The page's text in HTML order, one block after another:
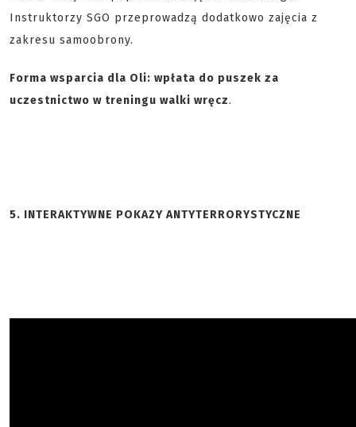
Instruktorzy SGO przeprowadzą dodatkowo zajęcia z
zakresu samoobrony.
Forma wsparcia dla Oli: wpłata do puszek za
uczestnictwo w treningu walki wręcz.
5. INTERAKTYWNE POKAZY ANTYTERRORYSTYCZNE